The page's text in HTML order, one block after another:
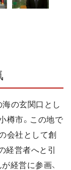
の玄関口とし
樽市。この地で
会社として創
経営者へと引
経営に参画、